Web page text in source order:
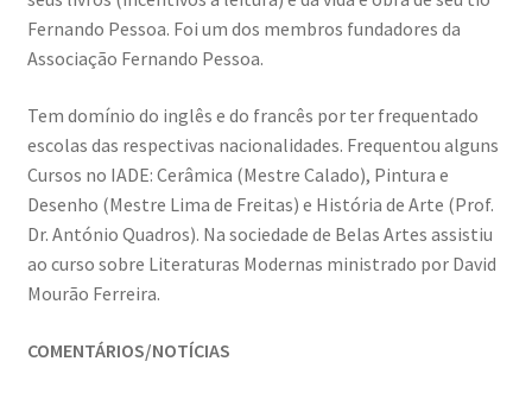
Quem somos
Contactos
Política de Privacidade e Transparência (RGPD)
Regras
Fernando Pessoa. Foi um dos membros fundadores da
Associação Fernando Pessoa.
Tem domínio do inglês e do francês por ter frequentado
escolas das respectivas nacionalidades. Frequentou alguns
Cursos no IADE: Cerâmica (Mestre Calado), Pintura e
Desenho (Mestre Lima de Freitas) e História de Arte (Prof.
Dr. António Quadros). Na sociedade de Belas Artes assistiu
ao curso sobre Literaturas Modernas ministrado por David
Mourão Ferreira.
COMENTÁRIOS/NOTÍCIAS